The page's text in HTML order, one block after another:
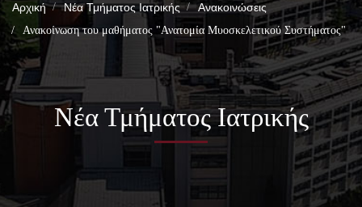
Αρχική Νέα Τμήματος Ιατρικής Ανακοινώσεις
Ανακοίνωση του μαθήματος "Ανατομία Μυοσκελετικού Συστήματος"
Νέα Τμήματος Ιατρικής